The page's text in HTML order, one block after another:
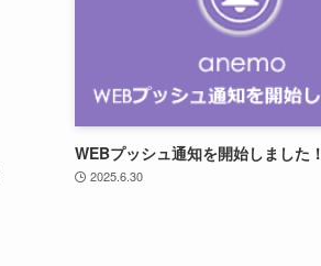
WEBプッシュ通知を開始しました！
2025.6.30